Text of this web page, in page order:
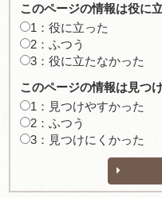
このページの情報は役に
1：役に立った
2：ふつう
3：役に立たなかった
このページの情報は見つ
1：見つけやすかった
2：ふつう
3：見つけにくかった